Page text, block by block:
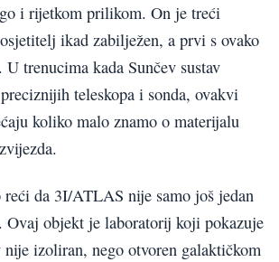
i rijetkom prilikom. On je treći
ikad zabilježen, a prvi s ovako
trenucima kada Sunčev sustav
teleskopa i sonda, ovakvi
koliko malo znamo o materijalu
reći da 3I/ATLAS nije samo još jedan
Ovaj objekt je laboratorij koji pokazuje
nije izoliran, nego otvoren galaktičkom